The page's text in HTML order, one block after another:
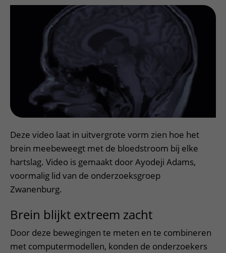
Deze video laat in uitvergrote vorm zien hoe het
brein meebeweegt met de bloedstroom bij elke
hartslag. Video is gemaakt door Ayodeji Adams,
voormalig lid van de onderzoeksgroep
Zwanenburg.
Brein blijkt extreem zacht
Door deze bewegingen te meten en te combineren
met computermodellen, konden de onderzoekers